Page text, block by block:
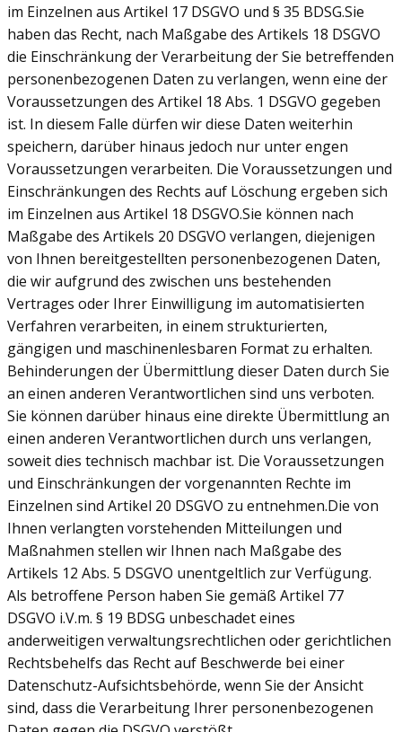
im Einzelnen aus Artikel 17 DSGVO und § 35 BDSG.Sie
haben das Recht, nach Maßgabe des Artikels 18 DSGVO
die Einschränkung der Verarbeitung der Sie betreffenden
personenbezogenen Daten zu verlangen, wenn eine der
Voraussetzungen des Artikel 18 Abs. 1 DSGVO gegeben
ist. In diesem Falle dürfen wir diese Daten weiterhin
speichern, darüber hinaus jedoch nur unter engen
Voraussetzungen verarbeiten. Die Voraussetzungen und
Einschränkungen des Rechts auf Löschung ergeben sich
im Einzelnen aus Artikel 18 DSGVO.Sie können nach
Maßgabe des Artikels 20 DSGVO verlangen, diejenigen
von Ihnen bereitgestellten personenbezogenen Daten,
die wir aufgrund des zwischen uns bestehenden
Vertrages oder Ihrer Einwilligung im automatisierten
Verfahren verarbeiten, in einem strukturierten,
gängigen und maschinenlesbaren Format zu erhalten.
Behinderungen der Übermittlung dieser Daten durch Sie
an einen anderen Verantwortlichen sind uns verboten.
Sie können darüber hinaus eine direkte Übermittlung an
einen anderen Verantwortlichen durch uns verlangen,
soweit dies technisch machbar ist. Die Voraussetzungen
und Einschränkungen der vorgenannten Rechte im
Einzelnen sind Artikel 20 DSGVO zu entnehmen.Die von
Ihnen verlangten vorstehenden Mitteilungen und
Maßnahmen stellen wir Ihnen nach Maßgabe des
Artikels 12 Abs. 5 DSGVO unentgeltlich zur Verfügung.
Als betroffene Person haben Sie gemäß Artikel 77
DSGVO i.V.m. § 19 BDSG unbeschadet eines
anderweitigen verwaltungsrechtlichen oder gerichtlichen
Rechtsbehelfs das Recht auf Beschwerde bei einer
Datenschutz-Aufsichtsbehörde, wenn Sie der Ansicht
sind, dass die Verarbeitung Ihrer personenbezogenen